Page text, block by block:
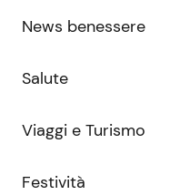
News benessere
Salute
Viaggi e Turismo
Festività